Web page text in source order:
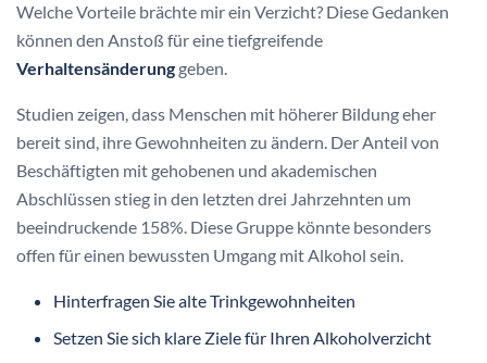
Welche Vorteile brächte mir ein Verzicht? Diese Gedanken
können den Anstoß für eine tiefgreifende
Verhaltensänderung geben.
Studien zeigen, dass Menschen mit höherer Bildung eher
bereit sind, ihre Gewohnheiten zu ändern. Der Anteil von
Beschäftigten mit gehobenen und akademischen
Abschlüssen stieg in den letzten drei Jahrzehnten um
beeindruckende 158%. Diese Gruppe könnte besonders
offen für einen bewussten Umgang mit Alkohol sein.
Hinterfragen Sie alte Trinkgewohnheiten
Setzen Sie sich klare Ziele für Ihren Alkoholverzicht